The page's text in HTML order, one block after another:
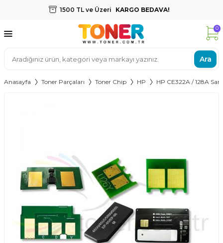
1500 TL ve Üzeri KARGO BEDAVA!
Ara
0
Anasayfa Toner Parçaları Toner Chip HP HP CE322A / 128A